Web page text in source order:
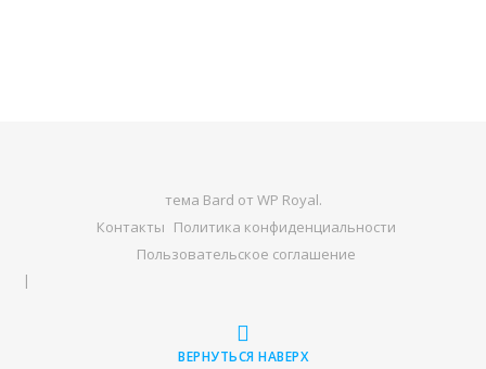
тема Bard от WP Royal.
Контакты Политика конфиденциальности
Пользовательское соглашение
ВЕРНУТЬСЯ НАВЕРХ